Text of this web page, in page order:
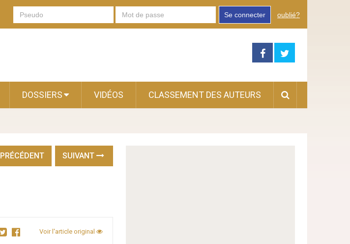
Se connecter oublié?
DOSSIERS VIDÉOS CLASSEMENT DES AUTEURS
PRÉCÉDENT SUIVANT
Voir l'article original